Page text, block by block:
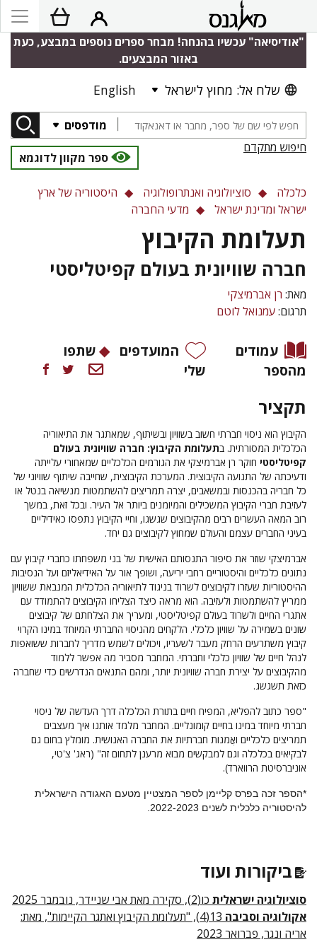
"אודיסיאה" עכשיו בהנחה! מבחר ספרים נוספים במבצע, כעת
באזור המבצעים.
שלח אל: מחוץ לישראל English
מודפסים
חיפוש מתקדם
ספר מקוון לדוגמא
כלכלה סוציולוגיה ואנתרופולוגיה
היסטוריה של ארץ
ישראל ומדינת ישראל
מדעי החברה
תעלומת הקיבוץ
חברה שוויונית בעולם קפיטליסטי
מאת: רן אברמיצקי
תרגום:עמנואל לוטם
עמודים
מהספר
המועדפים
שלי
שתפו
תקציר
הקיבוץ הוא ניסוי חברתי חשוב בשוויון ובשיתוף, שמאתגר את התיאוריה
הכלכלית המסורתית. בתעלומת הקיבוץ: חברה שוויונית בעולם
קפיטליסטי חוקר רן אברמיצקי את הגורמים הכלכליים שמאחורי עלייתה
ודעיכתה של התנועה הקיבוצית. המערכת הקיבוצית, שחייבה שיתוף שוויוני של
כל חבריה בהכנסות ובמשאבים, יצרה תמריצים להשתמטות מנשיאה בנטל או
לעזיבת חברי הקיבוץ המשכילים והמיומנים ביותר אל העיר. ובכל זאת, במשך
רוב המאה העשרים רבים מהקיבוצים שגשגו, וחיי הקיבוץ נתפסו כאידיליים
בעיני החברים עצמם והעולם שמחוץ לקיבוצים גם יחד.
אברמיצקי שוזר את סיפור התנסותם האישית של בני משפחתו כחברי קיבוץ עם
נתונים כלכליים והיסטוריים רחבי יריעה, ושופך אור על האידיאליזם ועל הנסיבות
ההיסטוריות שעזרו לקיבוצים לשרוד בניגוד לתיאוריה הכלכלית המנבאת ששוויון
ממריץ להשתמטות ולעזיבה. הוא מראה כיצד הצליחו הקיבוצים להתמודד עם
אתגרי החיים ולשרוד בעולם קפיטליסטי, ומעריך את הצלחתם של קיבוצים
שונים בשמירה על שוויון כלכלי. הלקחים מהניסוי החברתי המיוחד במינו הקרוי
קיבוץ משתרעים הרחק מעבר לשעריו, ויכולים לשמש מדריך לחברות ששואפות
לנהל חיים של שוויון כלכלי וחברתי. המחבר מסביר מה אפשר ללמוד
מהקיבוצים על יצירת חברה שוויונית יותר, ומהם התנאים הנדרשים כדי שחברה
כזאת תשגשג.
"ספר כתוב להפליא, המפיח חיים בתורת הכלכלה דרך העדשה של ניסוי
חברתי מיוחד במינו בחיים קומונליים. המחבר מלמד אותנו איך מעצבים
תמריצים כלכליים ואֲמנות חברתיות את החברה האנושית. מומלץ בחום גם
לבקיאים בכלכלה וגם למבקשים מבוא מרענן לתחום זה" (ראג' צ'טי,
אוניברסיטת הרווארד).
*הספר זכה בפרס קליימן לספר המצטיין מטעם האגודה הישראלית
להיסטוריה כלכלית לשנים 2022-2023.
ביקורות ועוד
סוציולוגיה ישראלית כו(2), סקירה מאת אבי שניידר, נובמבר 2025
אקולוגיה וסביבה
13(4), "תעלומת הקיבוץ ואתגר הקיימות", מאת:
אריה ונגר, פברואר 2023